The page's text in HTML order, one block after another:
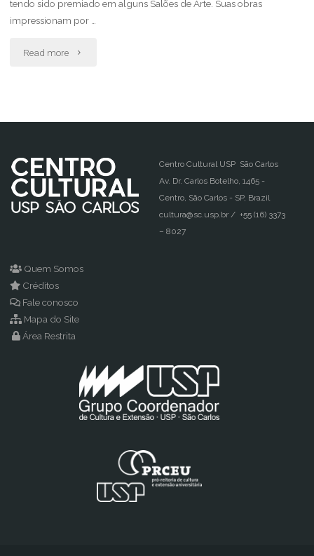
tendo sido premiado em alguns Salões de Arte. Suas obras
impressionam por …
Read more "Do
–
Clóvis
Centro Cultural USP São Carlos
Av. Dr. Carlos Botelho, 1465 -
Centro, São Carlos - SP, Brazil
cultura@sc.usp.br / +55 (16) 3373
– 8027
Quem Somos
Créditos
Fale conosco
Mapa do Site
Área Restrita